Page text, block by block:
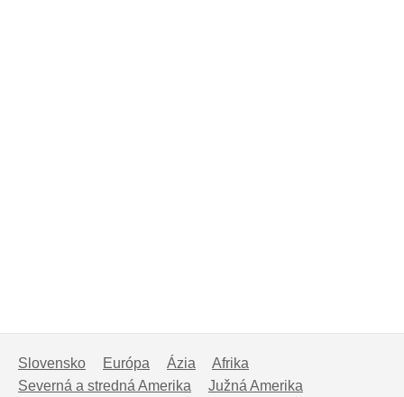
Slovensko Európa Ázia
Afrika
Severná a stredná Amerika
Južná Amerika